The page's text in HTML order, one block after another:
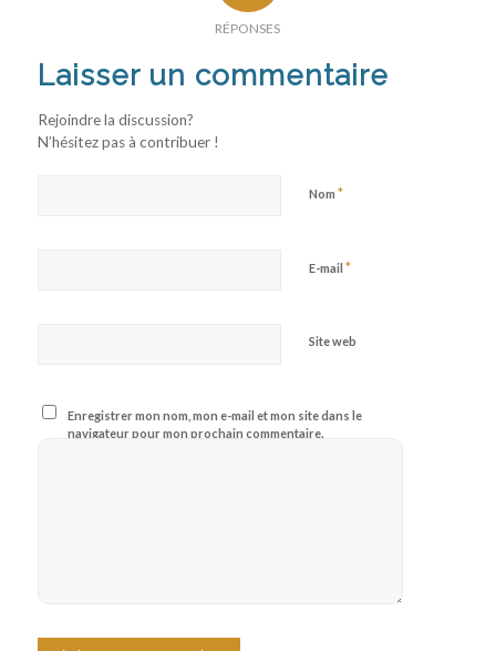
RÉPONSES
Laisser un commentaire
Rejoindre la discussion?
N’hésitez pas à contribuer !
Nom *
E-mail *
Site web
Enregistrer mon nom, mon e-mail et mon site dans le
navigateur pour mon prochain commentaire.